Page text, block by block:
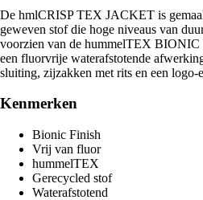
De hmlCRISP TEX JACKET is
geweven stof die hoge niveaus van
voorzien van de hummelTEX
een fluorvrije waterafstotende
sluiting, zijzakken met rits en een logo-
Kenmerken
Bionic Finish
Vrij van fluor
hummelTEX
Gerecycled stof
Waterafstotend